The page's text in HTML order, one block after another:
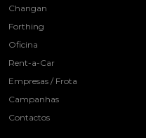
Changan
Forthing
Oficina
Rent-a-Car
Empresas / Frota
Campanhas
Contactos